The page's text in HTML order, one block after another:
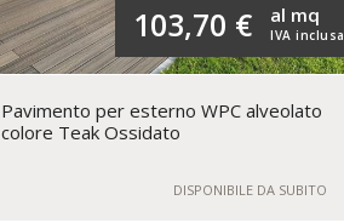
103,70 € IVA inclusa
al mq
Pavimento per esterno WPC alveolato
colore Teak Ossidato
DISPONIBILE DA SUBITO